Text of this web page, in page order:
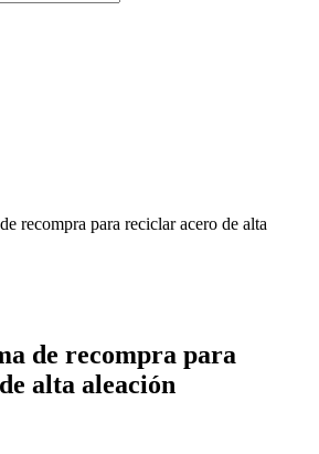
recompra para reciclar acero de alta
de recompra para
alta aleación